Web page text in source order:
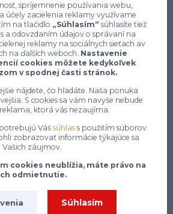
kvalitou a cenou,
oblečenie
na jednom mieste,
si objedná znovu do 30 dní —
pracovných odevoch a
tak návykového
sa môžeš tešiť na skutočne
potreby pracovníkov naprieč
a profesiami. Či už pracuješ v
inom obore, nájdeš u nás
Náš sortiment zahrnuje pracovné
spríjemnenie používania webu,
účely zacielenia reklamy využívame
na tlačidlo „Súhlasím“ súhlasíte tiež
a odovzdaním údajov o správaní na
reklamy na sociálnych sieťach av
na ďalších weboch. Nastavenie
cookies môžete kedykoľvek
v spodnej časti stránok.
nájdete, čo hľadáte. Naša ponuka
S cookies sa vám navyše nebude
ktorá vás nezaujíma.
Vášsúhlas s použitím súborov
zobrazovať informácie týkajúce sa
Vašich záujmov.
cookies neublížia, máte právo na
odmietnutie.
Súhlasím